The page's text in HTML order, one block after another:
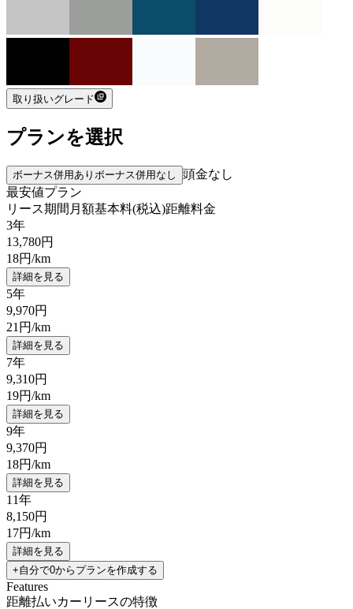
取り扱いグレード
プランを選択
ボーナス併用あり ボーナス併用なし
頭金なし
最安値プラン
リース期間 月額基本料(税込)距離料金
3年
13,780円
18円/km
詳細を見る
5年
9,970円
21 円/km
詳細を見る
7年
9,310円
19円/km
詳細を見る
9年
9,370円
18円/km
詳細を見る
11年
8,150円
17円/km
詳細を見る
+自分で0からプランを作成する
Features
距離払いカーリースの特徴